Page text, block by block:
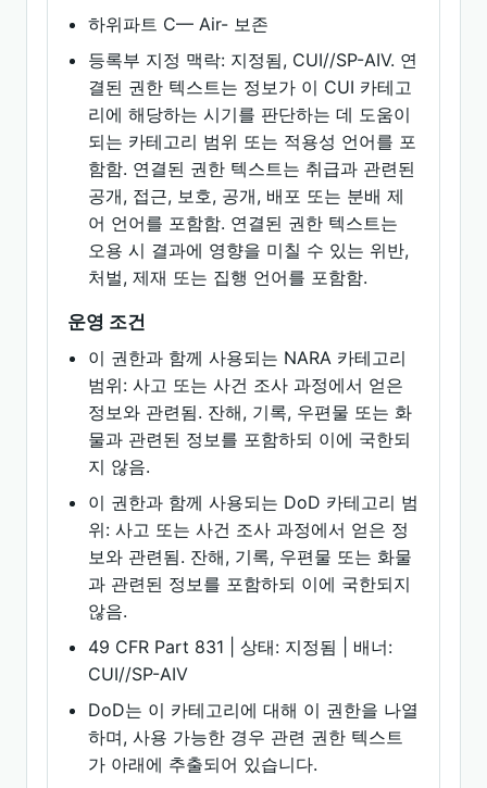
하위파트 C— Air- 보존
등록부 지정 맥락: 지정됨, CUI//SP-AIV. 연
결된 권한 텍스트는 정보가 이 CUI 카테고
리에 해당하는 시기를 판단하는 데 도움이
되는 카테고리 범위 또는 적용성 언어를 포
함함. 연결된 권한 텍스트는 취급과 관련된
공개, 접근, 보호, 공개, 배포 또는 분배 제
어 언어를 포함함. 연결된 권한 텍스트는
오용 시 결과에 영향을 미칠 수 있는 위반,
처벌, 제재 또는 집행 언어를 포함함.
운영 조건
이 권한과 함께 사용되는 NARA 카테고리
범위: 사고 또는 사건 조사 과정에서 얻은
정보와 관련됨. 잔해, 기록, 우편물 또는 화
물과 관련된 정보를 포함하되 이에 국한되
지 않음.
이 권한과 함께 사용되는 DoD 카테고리 범
위: 사고 또는 사건 조사 과정에서 얻은 정
보와 관련됨. 잔해, 기록, 우편물 또는 화물
과 관련된 정보를 포함하되 이에 국한되지
않음.
49 CFR Part 831 | 상태: 지정됨 | 배너:
CUI//SP-AIV
DoD는 이 카테고리에 대해 이 권한을 나열
하며, 사용 가능한 경우 관련 권한 텍스트
가 아래에 추출되어 있습니다.